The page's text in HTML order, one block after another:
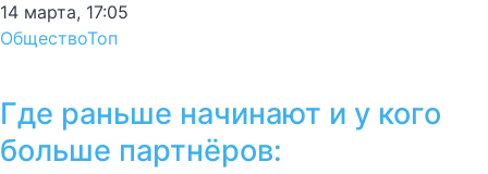
14 марта, 17:05
ОбществоТоп
Где раньше начинают и у кого
больше партнёров: